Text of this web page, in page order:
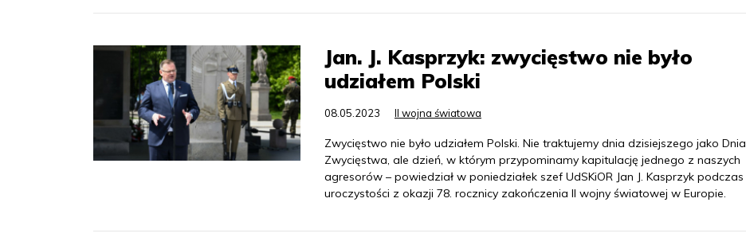
Jan. J. Kasprzyk: zwycięstwo nie było
udziałem Polski
08.05.2023 II wojna światowa
Zwycięstwo nie było udziałem Polski. Nie traktujemy dnia dzisiejszego jako Dnia
Zwycięstwa, ale dzień, w którym przypominamy kapitulację jednego z naszych
agresorów – powiedział w poniedziałek szef UdSKiOR Jan J. Kasprzyk podczas
uroczystości z okazji 78. rocznicy zakończenia II wojny światowej w Europie.